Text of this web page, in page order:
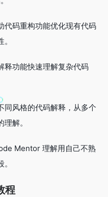
代码重构功能优化现有代码
。
释功能快速理解复杂代码
同风格的代码解释，从多个
理解。
Mentor 理解用自己不熟
。
程